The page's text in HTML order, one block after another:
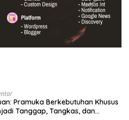
Pramuka Berkebutuhan Khusus
Tanggap, Tangkas, dan